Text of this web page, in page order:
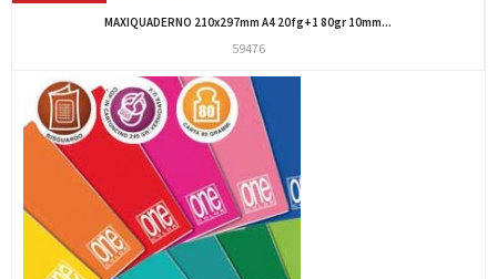
MAXIQUADERNO 210x297mm A4 20fg+1 80gr 10mm...
59476